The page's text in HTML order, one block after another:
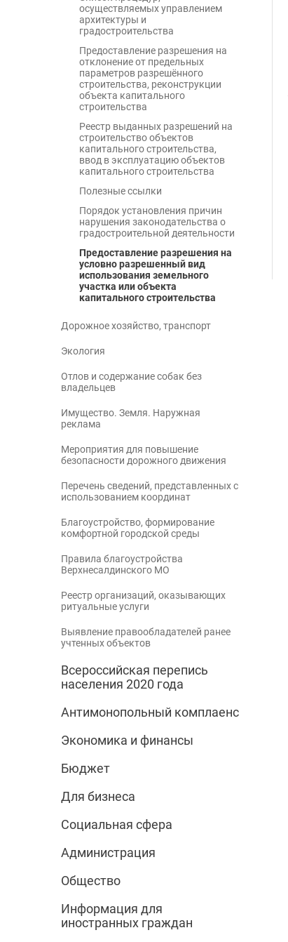
осуществляемых управлением
архитектуры и
градостроительства
Предоставление разрешения на
отклонение от предельных
параметров разрешённого
строительства, реконструкции
объекта капитального
строительства
Реестр выданных разрешений на
строительство объектов
капитального строительства,
ввод в эксплуатацию объектов
капитального строительства
Полезные ссылки
Порядок установления причин
нарушения законодательства о
градостроительной деятельности
Предоставление разрешения на
условно разрешенный вид
использования земельного
участка или объекта
капитального строительства
Дорожное хозяйство, транспорт
Экология
Отлов и содержание собак без
владельцев
Имущество. Земля. Наружная
реклама
Мероприятия для повышение
безопасности дорожного движения
Перечень сведений, представленных с
использованием координат
Благоустройство, формирование
комфортной городской среды
Правила благоустройства
Верхнесалдинского МО
Реестр организаций, оказывающих
ритуальные услуги
Выявление правообладателей ранее
учтенных объектов
Всероссийская перепись
населения 2020 года
Антимонопольный комплаенс
Экономика и финансы
Бюджет
Для бизнеса
Социальная сфера
Администрация
Общество
Информация для
иностранных граждан